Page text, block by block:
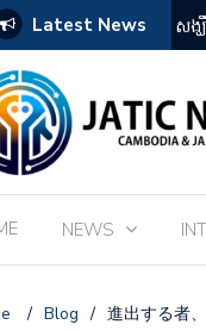
Latest News
មេជប៉ុន ពិព័
NEWS
/ Blog / 進出する者